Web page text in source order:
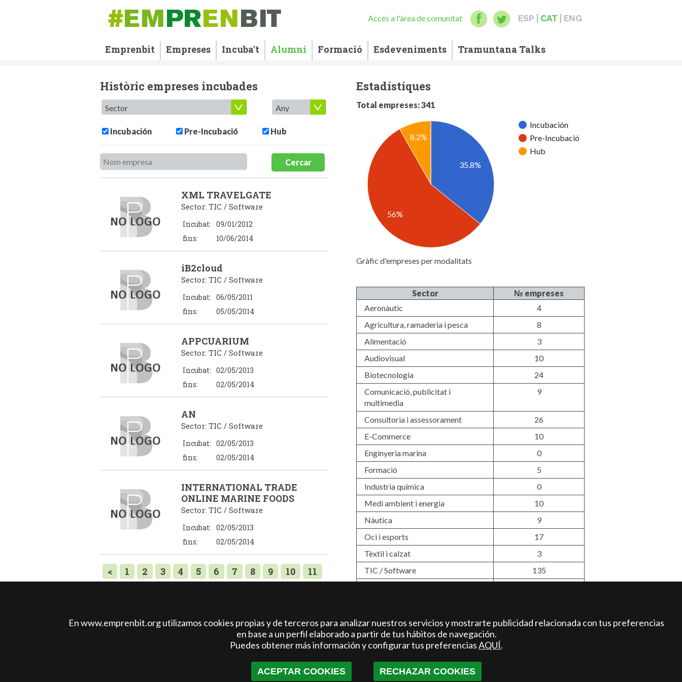
Accés a l'àrea de comunitat ESP CAT ENG
Emprenbit Empreses Incuba't Alumni Formació Esdeveniments Tramuntana Talks
Històric empreses incubades
Incubación Pre-Incubació Hub
Cercar
XML TRAVELGATE
Sector: TIC / Software
Incubat: 09/01/2012
fins:
10/06/2014
iB2cloud
Sector: TIC / Software
Incubat: 06/05/2011
fins:
05/05/2014
APPCUARIUM
Sector: TIC / Software
Incubat: 02/05/2013
fins:
02/05/2014
AN
Sector: TIC / Software
Incubat: 02/05/2013
fins:
02/05/2014
INTERNATIONAL TRADE
ONLINE MARINE FOODS
Sector: TIC / Software
Incubat: 02/05/2013
fins:
02/05/2014
< 1 2 3 4 5 6 7 8 9 10
11
38 39 40
41
47 48 49 50
51
59 60 61
Estadístiques
Total empreses: 341
Incubación
Pre-Incubació
Hub
35.8%
8.2%
56%
Gràfic d'empreses per modalitats
Sector
№ empreses
Aeronàutic
4
Agricultura, ramaderia i pesca
8
Alimentació
3
Audiovisual
10
Biotecnologia
24
Comunicació, publicitat i
multimedia
9
Consultoria i assessorament
26
E-Commerce
10
Enginyeria marina
0
Formació
5
Industria quí­mica
0
Medi ambient i energia
10
Nàutica
9
Oci i esports
17
Tèxtil i calzat
3
TIC / Software
135
En www.emprenbit.org utilizamos cookies propias y de terceros para analizar nuestros servicios y mostrarte publicidad relacionada con tus preferencias
en base a un perfil elaborado a partir de tus hábitos de navegación.
Puedes obtener más información y configurar tus preferenciasAQUÍ.
ACEPTAR COOKIES RECHAZAR COOKIES